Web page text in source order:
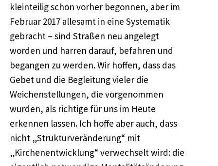
kleinteilig schon vorher begonnen, aber im
Februar 2017 allesamt in eine Systematik
gebracht – sind Straßen neu angelegt
worden und harren darauf, befahren und
begangen zu werden. Wir hoffen, dass das
Gebet und die Begleitung vieler die
Weichenstellungen, die vorgenommen
wurden, als richtige für uns im Heute
erkennen lassen. Ich hoffe aber auch, dass
nicht „Strukturveränderung“ mit
„Kirchenentwicklung“ verwechselt wird: die